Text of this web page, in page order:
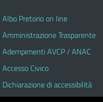
Albo Pretorio on line
Amministrazione Trasparente
Adempimenti AVCP / ANAC
Accesso Civico
Dichiarazione di accessibilità